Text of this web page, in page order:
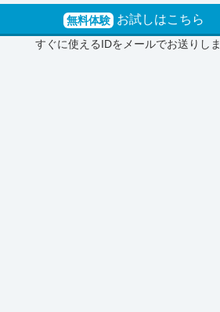
無料体験 お試しはこちら
すぐに使えるIDをメールでお送りし